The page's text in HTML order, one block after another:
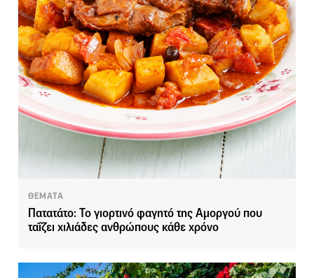
ΘΕΜΑΤΑ
Πατατάτο: Το γιορτινό φαγητό της Αμοργού που
ταΐζει χιλιάδες ανθρώπους κάθε χρόνο